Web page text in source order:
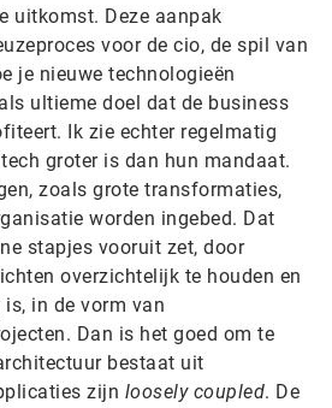
uitkomst. Deze aanpak
voor de cio, de spil van
je nieuwe technologieën
ultieme doel dat de business
Ik zie echter regelmatig
groter is dan hun mandaat.
zoals grote transformaties,
worden ingebed. Dat
stapjes vooruit zet, door
overzichtelijk te houden en
in de vorm van
Dan is het goed om te
bestaat uit
zijn loosely coupled. De